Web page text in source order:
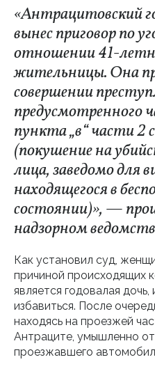
«Антрацитовский
вынес приговор по
отношении 41-
жительницы. Она
совершении
предусмотренного
пункта „в“ части
(покушение на
лица, заведомо для
находящегося в
состоянии)», —
надзорном
Как установил суд,
причиной происходящих
является годовалая
избавиться. После
находясь на проезжей
Антраците, умышленно
проезжавшего